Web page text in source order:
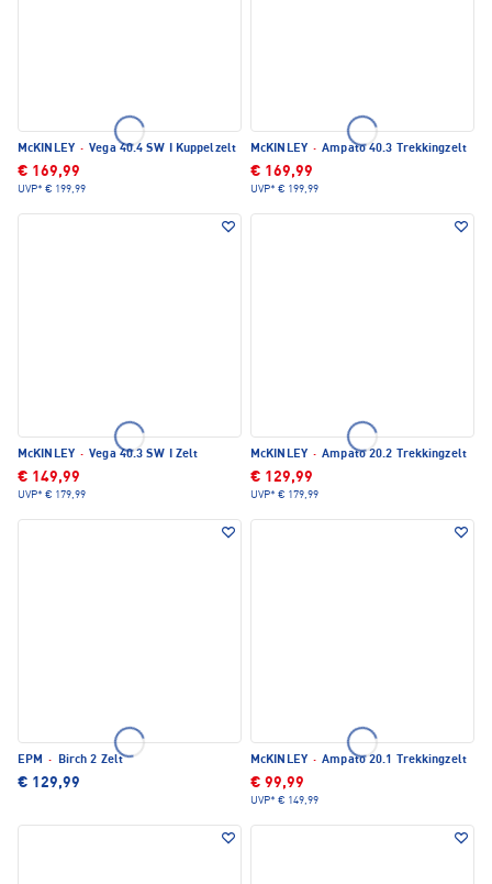
McKINLEY · Vega 40.4 SW I Kuppelzelt
€ 169,99
UVP* € 199,99
McKINLEY · Ampato 40.3 Trekkingzelt
€ 169,99
UVP* € 199,99
McKINLEY · Vega 40.3 SW I Zelt
€ 149,99
UVP* € 179,99
McKINLEY · Ampato 20.2 Trekkingzelt
€ 129,99
UVP* € 179,99
EPM · Birch 2 Zelt
€ 129,99
McKINLEY · Ampato 20.1 Trekkingzelt
€ 99,99
UVP* € 149,99